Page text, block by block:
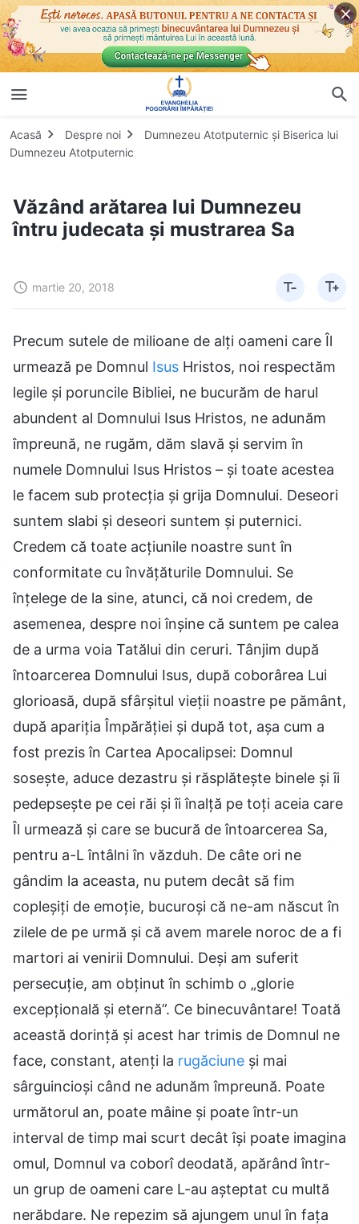
Acasă Despre noi
Dumnezeu Atotputernic și Biserica lui
Dumnezeu Atotputernic
Văzând arătarea lui Dumnezeu
întru judecata și mustrarea Sa
martie 20, 2018
Precum sutele de milioane de alți oameni care Îl
urmează pe Domnul Isus Hristos, noi respectăm
legile și poruncile Bibliei, ne bucurăm de harul
abundent al Domnului Isus Hristos, ne adunăm
împreună, ne rugăm, dăm slavă și servim în
numele Domnului Isus Hristos – și toate acestea
le facem sub protecția și grija Domnului. Deseori
suntem slabi și deseori suntem și puternici.
Credem că toate acțiunile noastre sunt în
conformitate cu învățăturile Domnului. Se
înțelege de la sine, atunci, că noi credem, de
asemenea, despre noi înșine că suntem pe calea
de a urma voia Tatălui din ceruri. Tânjim după
întoarcerea Domnului Isus, după coborârea Lui
glorioasă, după sfârșitul vieții noastre pe pământ,
după apariția Împărăției și după tot, așa cum a
fost prezis în Cartea Apocalipsei: Domnul
sosește, aduce dezastru și răsplătește binele și îi
pedepsește pe cei răi și îi înalță pe toți aceia care
Îl urmează și care se bucură de întoarcerea Sa,
pentru a-L întâlni în văzduh. De câte ori ne
gândim la aceasta, nu putem decât să fim
copleșiți de emoție, bucuroși că ne-am născut în
zilele de pe urmă și că avem marele noroc de a fi
martori ai venirii Domnului. Deși am suferit
persecuție, am obținut în schimb o „glorie
excepțională și eternă”. Ce binecuvântare! Toată
această dorință și acest har trimis de Domnul ne
face, constant, atenți la rugăciune și mai
sârguincioși când ne adunăm împreună. Poate
următorul an, poate mâine și poate într-un
interval de timp mai scurt decât își poate imagina
omul, Domnul va coborî deodată, apărând într-
un grup de oameni care L-au așteptat cu multă
nerăbdare. Ne repezim să ajungem unul în fața